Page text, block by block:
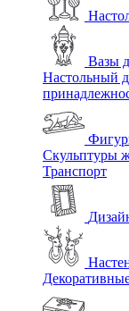
Вазы
Настольный
Скульптуры
Транспорт